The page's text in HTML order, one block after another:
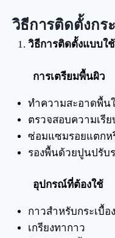
วิธีการติดตั้งกร
วิธีการติดตั้งแบบใ
การเตรียมพื้นผิว
ทำความสะอาดพื้น
ตรวจสอบความเรี
ซ่อมแซมรอยแตกห
รองพื้นด้วยปูนปรับ
อุปกรณ์ที่ต้องใช้
กาวสำหรับกระเบื้อ
เกรียงทากาว